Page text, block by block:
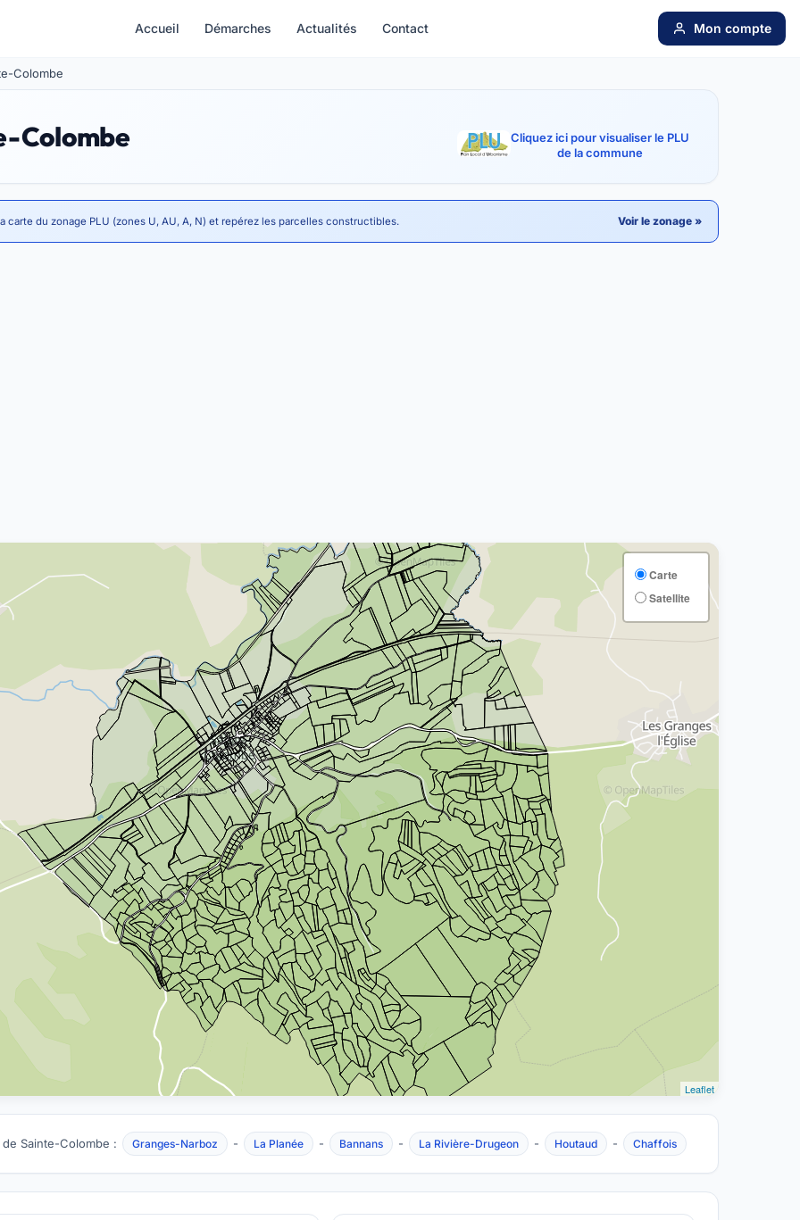
Accueil Démarches Actualités Contact Mon compte
Colombe
Colombe
Cliquez ici pour visualiser le PLU
de la commune
carte du zonage PLU (zones U, AU, A, N) et repérez les parcelles constructibles. Voir le zonage »
Carte
Satellite
Leaflet
Sainte-Colombe : Granges-Narboz - La Planée - Bannans - La Rivière-Drugeon - Houtaud - Chaffois